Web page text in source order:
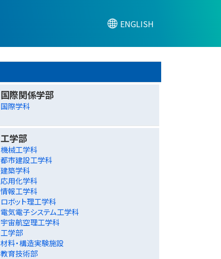
ENGLISH
国際関係学部
国際学科
工学部
機械工学科
都市建設工学科
建築学科
応用化学科
情報工学科
ロボット理工学科
電気電子システム工学科
宇宙航空理工学科
工学部
材料・構造実験施設
教育技術部